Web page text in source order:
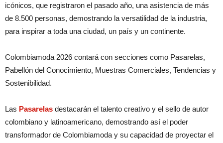
icónicos, que registraron el pasado año, una asistencia de más
de 8.500 personas, demostrando la versatilidad de la industria,
para inspirar a toda una ciudad, un país y un continente.
Colombiamoda 2026 contará con secciones como Pasarelas,
Pabellón del Conocimiento, Muestras Comerciales, Tendencias y
Sostenibilidad.
Las Pasarelas destacarán el talento creativo y el sello de autor
colombiano y latinoamericano, demostrando así el poder
transformador de Colombiamoda y su capacidad de proyectar el